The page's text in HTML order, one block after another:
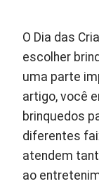
O Dia das
escolher
uma parte
artigo, você
brinquedos
diferentes
atendem
ao